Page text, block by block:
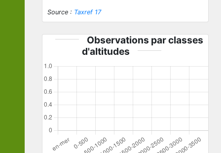
Source : Taxref 17
Observations par classes
d'altitudes